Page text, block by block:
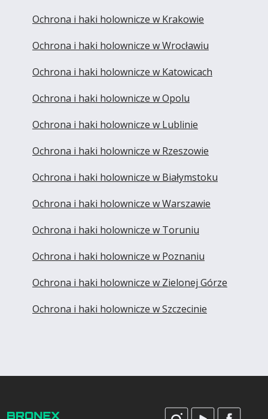
Ochrona i haki holownicze w Krakowie
Ochrona i haki holownicze w Wrocławiu
Ochrona i haki holownicze w Katowicach
Ochrona i haki holownicze w Opolu
Ochrona i haki holownicze w Lublinie
Ochrona i haki holownicze w Rzeszowie
Ochrona i haki holownicze w Białymstoku
Ochrona i haki holownicze w Warszawie
Ochrona i haki holownicze w Toruniu
Ochrona i haki holownicze w Poznaniu
Ochrona i haki holownicze w Zielonej Górze
Ochrona i haki holownicze w Szczecinie